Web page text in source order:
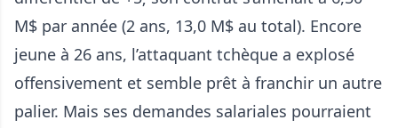
M$ par année (2 ans, 13,0 M$ au total). Encore
jeune à 26 ans, l’attaquant tchèque a explosé
offensivement et semble prêt à franchir un autre
palier. Mais ses demandes salariales pourraient